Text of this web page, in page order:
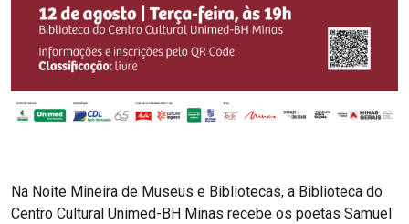
Na Noite Mineira de Museus e Bibliotecas, a Biblioteca do
Centro Cultural Unimed-BH Minas recebe os poetas Samuel